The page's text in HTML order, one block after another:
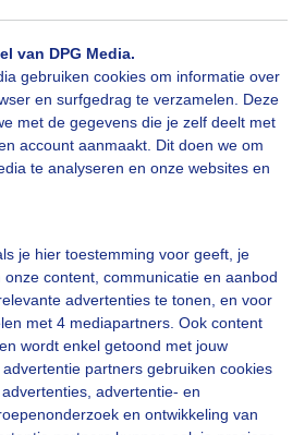
van DPG Media.
gebruiken cookies om informatie over
en surfgedrag te verzamelen. Deze
met de gegevens die je zelf deelt met
account aanmaakt. Dit doen we om
te analyseren en onze websites en
je hier toestemming voor geeft, je
content, communicatie en aanbod
advertenties te tonen, en voor
met 4 mediapartners. Ook content
wordt enkel getoond met jouw
partners gebruiken cookies
advertentie- en
en ontwikkeling van